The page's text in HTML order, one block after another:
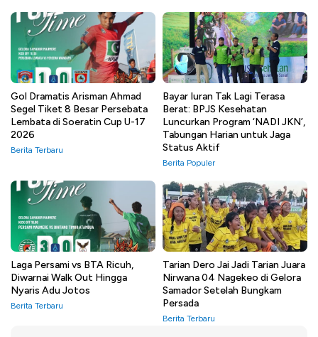
Gol Dramatis Arisman Ahmad
Segel Tiket 8 Besar Persebata
Lembata di Soeratin Cup U-17
2026
Berita Terbaru
Bayar Iuran Tak Lagi Terasa
Berat: BPJS Kesehatan
Luncurkan Program ‘NADI JKN’,
Tabungan Harian untuk Jaga
Status Aktif
Berita Populer
Laga Persami vs BTA Ricuh,
Diwarnai Walk Out Hingga
Nyaris Adu Jotos
Berita Terbaru
Tarian Dero Jai Jadi Tarian Juara
Nirwana 04 Nagekeo di Gelora
Samador Setelah Bungkam
Persada
Berita Terbaru